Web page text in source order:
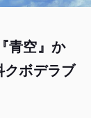
青空』か
クボデラブ